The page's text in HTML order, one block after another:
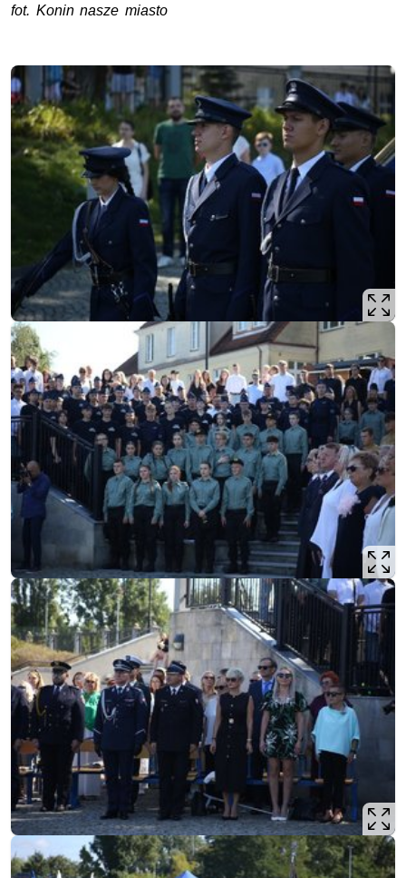
fot. Konin nasze miasto